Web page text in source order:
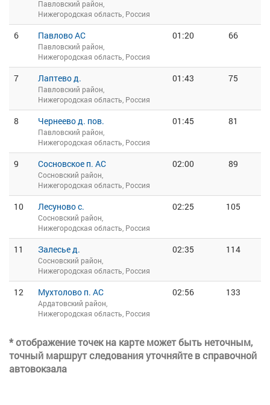
Павловский район,
Нижегородская область, Россия
6 Павлово АС
Павловский район,
Нижегородская область, Россия
01:20 66
7 Лаптево д.
Павловский район,
Нижегородская область, Россия
01:43 75
8 Чернеево д. пов.
Павловский район,
Нижегородская область, Россия
01:45 81
9 Сосновское п. АС
Сосновский район,
Нижегородская область, Россия
02:00 89
10 Лесуново с.
Сосновский район,
Нижегородская область, Россия
02:25 105
11 Залесье д.
Сосновский район,
Нижегородская область, Россия
02:35 114
12 Мухтолово п. АС
Ардатовский район,
Нижегородская область, Россия
02:56 133
* отображение точек на карте может быть неточным,
точный маршрут следования уточняйте в справочной
автовокзала